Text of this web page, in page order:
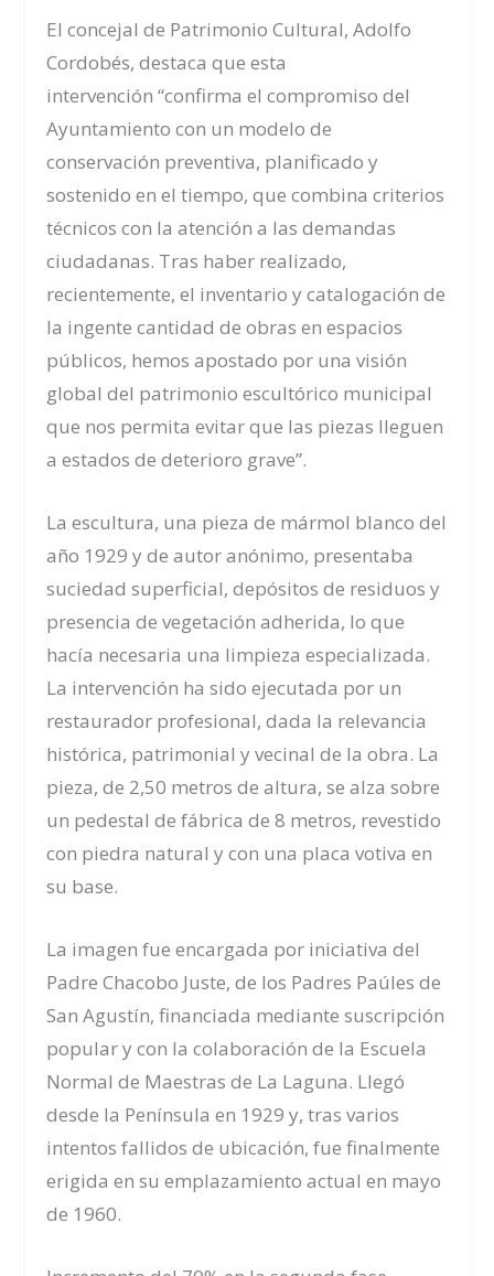
El concejal de Patrimonio Cultural, Adolfo
Cordobés, destaca que esta
intervención “confirma el compromiso del
Ayuntamiento con un modelo de
conservación preventiva, planificado y
sostenido en el tiempo, que combina criterios
técnicos con la atención a las demandas
ciudadanas. Tras haber realizado,
recientemente, el inventario y catalogación de
la ingente cantidad de obras en espacios
públicos, hemos apostado por una visión
global del patrimonio escultórico municipal
que nos permita evitar que las piezas lleguen
a estados de deterioro grave”.
La escultura, una pieza de mármol blanco del
año 1929 y de autor anónimo, presentaba
suciedad superficial, depósitos de residuos y
presencia de vegetación adherida, lo que
hacía necesaria una limpieza especializada.
La intervención ha sido ejecutada por un
restaurador profesional, dada la relevancia
histórica, patrimonial y vecinal de la obra. La
pieza, de 2,50 metros de altura, se alza sobre
un pedestal de fábrica de 8 metros, revestido
con piedra natural y con una placa votiva en
su base.
La imagen fue encargada por iniciativa del
Padre Chacobo Juste, de los Padres Paúles de
San Agustín, financiada mediante suscripción
popular y con la colaboración de la Escuela
Normal de Maestras de La Laguna. Llegó
desde la Península en 1929 y, tras varios
intentos fallidos de ubicación, fue finalmente
erigida en su emplazamiento actual en mayo
de 1960.